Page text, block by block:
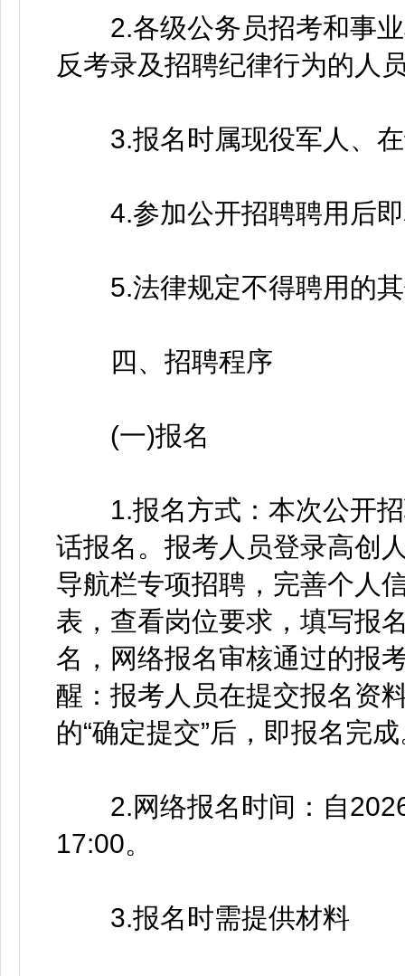
2.各级公务员招考和事业
反考录及招聘纪律行为的人
3.报名时属现役军人、在
4.参加公开招聘聘用后即
5.法律规定不得聘用的其
四、招聘程序
(一)报名
1.报名方式：本次公开招
话报名。报考人员登录高创
导航栏专项招聘，完善个人
表，查看岗位要求，填写报
名，网络报名审核通过的报
醒：报考人员在提交报名资
的“确定提交”后，即报名完
2.网络报名时间：自2026
17:00。
3.报名时需提供材料